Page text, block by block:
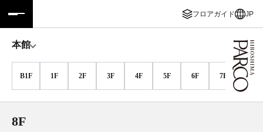
フロアガイド JP
施設案内・アクセス
イベント・ポップアップ
ニュース
繁体字
簡体字
한국어
本館
B1F 1F 2F 3F 4F 5F 6F 7F 8F
8F